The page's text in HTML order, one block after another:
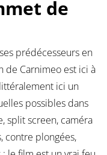
de
prédécesseurs en
de Carnimeo est ici à
ici un
possibles dans
split screen, caméra
contre plongées,